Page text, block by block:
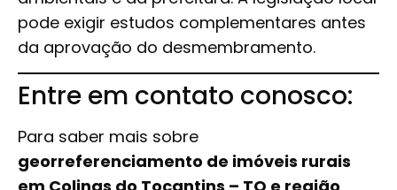
pode exigir estudos complementares antes
da aprovação do desmembramento.
Entre em contato conosco:
Para saber mais sobre
georreferenciamento de imóveis rurais